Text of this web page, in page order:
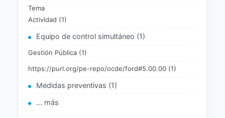
Tema
Actividad (1)
Equipo de control simultáneo (1)
Gestión Pública (1)
https://purl.org/pe-repo/ocde/ford#5.00.00 (1)
Medidas preventivas (1)
... más